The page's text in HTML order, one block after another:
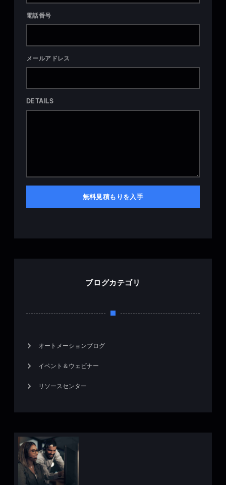
電話番号
メールアドレス
DETAILS
無料見積もりを入手
ブログカテゴリ
オートメーションブログ
イベント＆ウェビナー
リソースセンター